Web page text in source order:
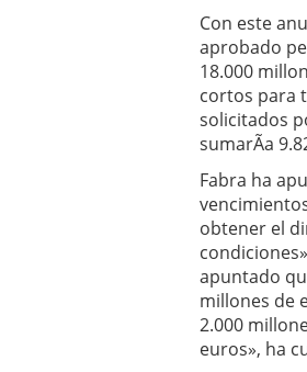
Con este
aprobado
18.000
cortos para
solicitados
sumarÃ­a
Fabra ha
obtener el
apuntado
millones de
2.000
euros», ha